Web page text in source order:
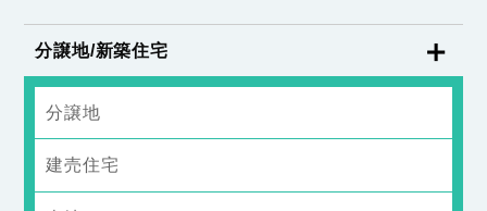
分譲地/新築住宅
分譲地
建売住宅